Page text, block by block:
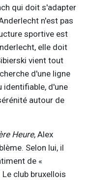
qui doit s'adapter
n'est pas
sportive est
elle doit
vient tout
d'une ligne
identifiable, d'une
autour de
Heure, Alex
Selon lui, il
de «
club bruxellois